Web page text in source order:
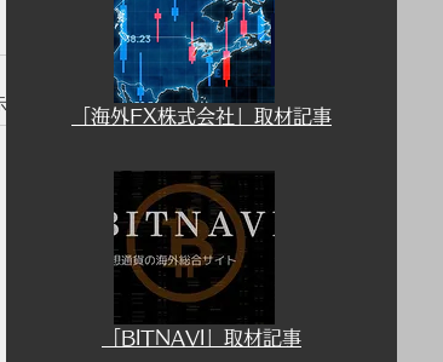
​「海外FX株式会社」取材記事
​「BITNAVI」取材記事